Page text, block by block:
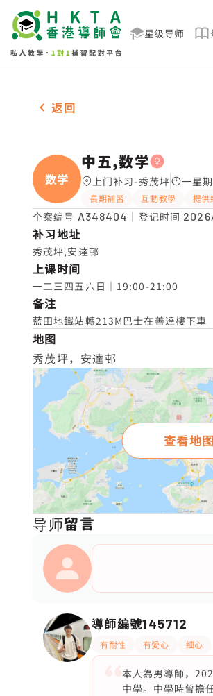
星级导师
女-1名 中五,数学，秀茂坪 补习推介
返回
数学
中五,数学
上门补习-秀茂坪 一星
長期補習 互動教學 提供
个案编号 A348404 ｜登记时间
补习地址
秀茂坪,安達邨
上课时间
一二三四五六日｜19:00-21:00
备注
藍田地鐵站轉213M巴士在善達樓下車
地图
秀茂坪，安達邨
查看地图
导师留言
導師編號145712
有耐性 有愛心 細心
本人為男導師，
中學。中學時曾擔